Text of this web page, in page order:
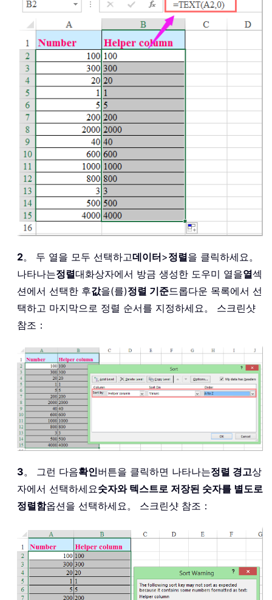
2。 두 열을 모두 선택하고데이터>정렬을 클릭하세요。
나타나는정렬대화상자에서 방금 생성한 도우미 열을열섹
션에서 선택한 후값을(를)정렬 기준드롭다운 목록에서 선
택하고 마지막으로 정렬 순서를 지정하세요。 스크린샷
참조：
3。 그런 다음확인버튼을 클릭하면 나타나는정렬 경고상
자에서 선택하세요숫자와 텍스트로 저장된 숫자를 별도로
정렬함옵션을 선택하세요。 스크린샷 참조：